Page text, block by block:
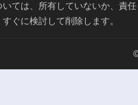
いては、所有していないか、責
すぐに検討して削除します。